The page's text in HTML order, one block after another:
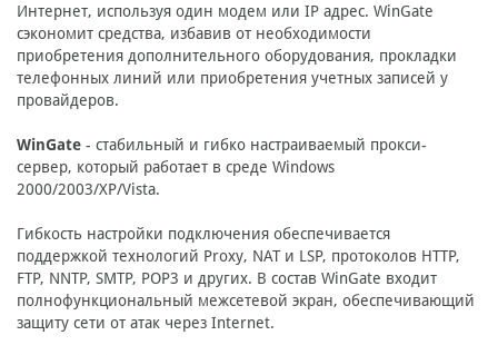
Интернет, используя один модем или IP адрес. WinGate
сэкономит средства, избавив от необходимости
приобретения дополнительного оборудования, прокладки
телефонных линий или приобретения учетных записей у
провайдеров.
WinGate - стабильный и гибко настраиваемый прокси-
сервер, который работает в среде Windows
2000/2003/XP/Vista.
Гибкость настройки подключения обеспечивается
поддержкой технологий Рroxy, NAT и LSP, протоколов HTTP,
FTP, NNTP, SMTP, POP3 и других. В состав WinGate входит
полнофункциональный межсетевой экран, обеспечивающий
защиту сети от атак через Intеrnet.